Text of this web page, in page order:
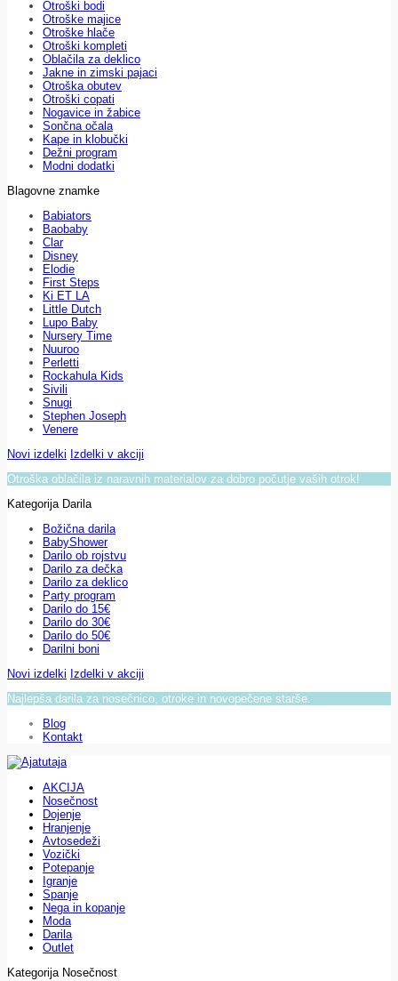
Otroški bodi
Otroške majice
Otroške hlače
Otroški kompleti
Oblačila za deklico
Jakne in zimski pajaci
Otroška obutev
Otroški copati
Nogavice in žabice
Sončna očala
Kape in klobučki
Dežni program
Modni dodatki
Blagovne znamke
Babiators
Baobaby
Clar
Disney
Elodie
First Steps
Ki ET LA
Little Dutch
Lupo Baby
Nursery Time
Nuuroo
Perletti
Rockahula Kids
Sivili
Snugi
Stephen Joseph
Venere
Novi izdelki Izdelki v akciji
Otroška oblačila iz naravnih materialov za dobro počutje vaših otrok!
Kategorija Darila
Božična darila
BabyShower
Darilo ob rojstvu
Darilo za dečka
Darilo za deklico
Party program
Darilo do 15€
Darilo do 30€
Darilo do 50€
Darilni boni
Novi izdelki Izdelki v akciji
Najlepša darila za nosečnico, otroke in novopečene starše.
Blog
Kontakt
AKCIJA
Nosečnost
Dojenje
Hranjenje
Avtosedeži
Vozički
Potepanje
Igranje
Spanje
Nega in kopanje
Moda
Darila
Outlet
Kategorija Nosečnost